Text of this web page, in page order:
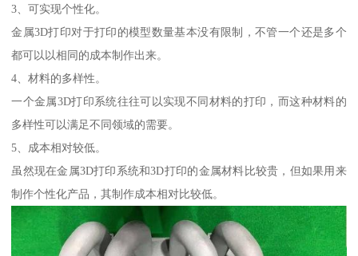
3、可实现个性化。
金属3D打印对于打印的模型数量基本没有限制，不管一个还是多个
都可以以相同的成本制作出来。
4、材料的多样性。
一个金属3D打印系统往往可以实现不同材料的打印，而这种材料的
多样性可以满足不同领域的需要。
5、成本相对较低。
虽然现在金属3D打印系统和3D打印的金属材料比较贵，但如果用来
制作个性化产品，其制作成本相对比较低。